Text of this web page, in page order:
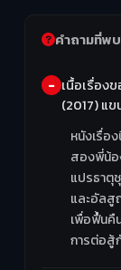
คำถามที่พ
เนื้อเรื่อง
(2017) แ
หนังเรื่อ
สองพี่น้อ
แปรธาตุ
และอัลสู
เพื่อฟื้นคื
การต่อสู้